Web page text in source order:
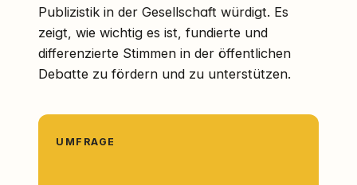
Publizistik in der Gesellschaft würdigt. Es
zeigt, wie wichtig es ist, fundierte und
differenzierte Stimmen in der öffentlichen
Debatte zu fördern und zu unterstützen.
UMFRAGE